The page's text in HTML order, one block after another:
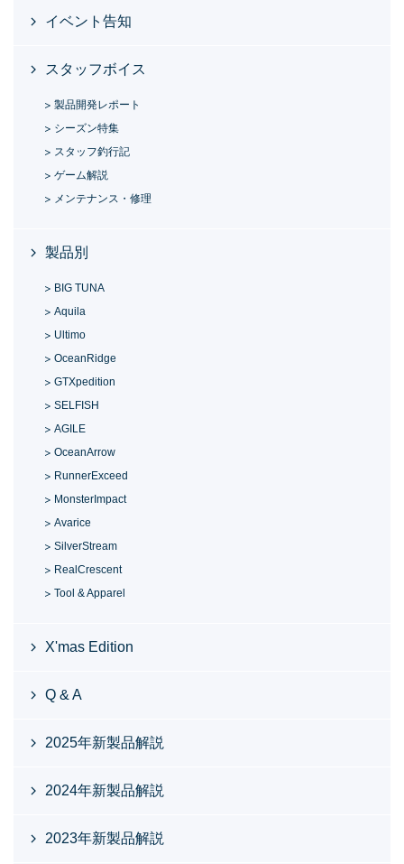
イベント告知
スタッフボイス
製品開発レポート
シーズン特集
スタッフ釣行記
ゲーム解説
メンテナンス・修理
製品別
BIG TUNA
Aquila
Ultimo
OceanRidge
GTXpedition
SELFISH
AGILE
OceanArrow
RunnerExceed
MonsterImpact
Avarice
SilverStream
RealCrescent
Tool & Apparel
X'mas Edition
Q & A
2025年新製品解説
2024年新製品解説
2023年新製品解説